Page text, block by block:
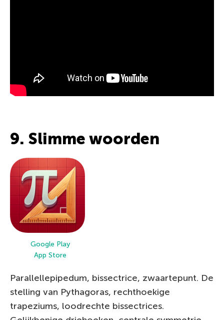
9. Slimme woorden
Google Play
App Store
Parallellepipedum, bissectrice, zwaartepunt. De
stelling van Pythagoras, rechthoekige
trapeziums, loodrechte bissectrices.